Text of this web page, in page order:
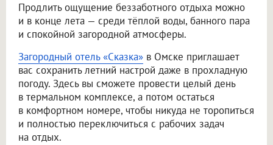
Продлить ощущение беззаботного отдыха можно
и в конце лета — среди тёплой воды, банного пара
и спокойной загородной атмосферы.
Загородный отель «Сказка» в Омске приглашает
вас сохранить летний настрой даже в прохладную
погоду. Здесь вы сможете провести целый день
в термальном комплексе, а потом остаться
в комфортном номере, чтобы никуда не торопиться
и полностью переключиться с рабочих задач
на отдых.